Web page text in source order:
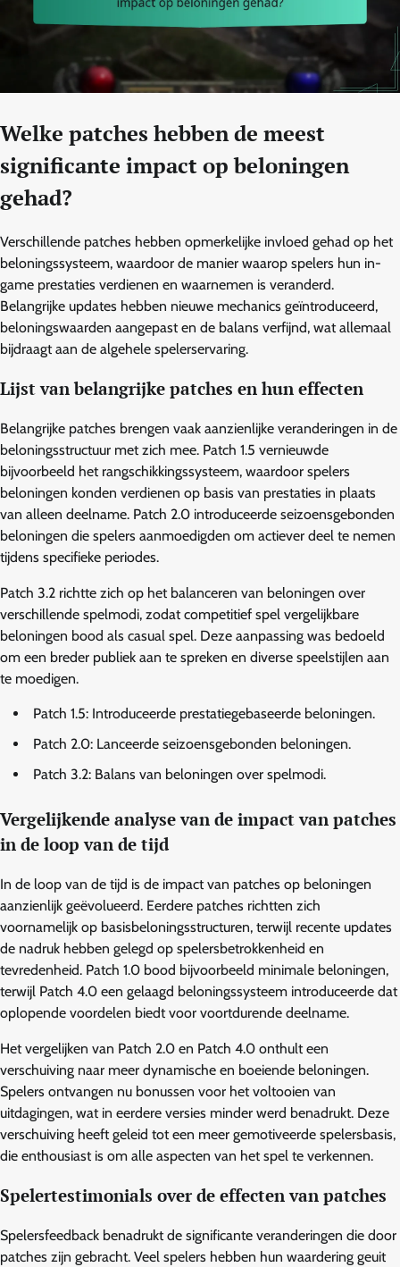
Welke patches hebben de meest
significante impact op beloningen
gehad?
Verschillende patches hebben opmerkelijke invloed gehad op het
beloningssysteem, waardoor de manier waarop spelers hun in-
game prestaties verdienen en waarnemen is veranderd.
Belangrijke updates hebben nieuwe mechanics geïntroduceerd,
beloningswaarden aangepast en de balans verfijnd, wat allemaal
bijdraagt aan de algehele spelerservaring.
Lijst van belangrijke patches en hun effecten
Belangrijke patches brengen vaak aanzienlijke veranderingen in de
beloningsstructuur met zich mee. Patch 1.5 vernieuwde
bijvoorbeeld het rangschikkingssysteem, waardoor spelers
beloningen konden verdienen op basis van prestaties in plaats
van alleen deelname. Patch 2.0 introduceerde seizoensgebonden
beloningen die spelers aanmoedigden om actiever deel te nemen
tijdens specifieke periodes.
Patch 3.2 richtte zich op het balanceren van beloningen over
verschillende spelmodi, zodat competitief spel vergelijkbare
beloningen bood als casual spel. Deze aanpassing was bedoeld
om een breder publiek aan te spreken en diverse speelstijlen aan
te moedigen.
Patch 1.5: Introduceerde prestatiegebaseerde beloningen.
Patch 2.0: Lanceerde seizoensgebonden beloningen.
Patch 3.2: Balans van beloningen over spelmodi.
Vergelijkende analyse van de impact van patches
in de loop van de tijd
In de loop van de tijd is de impact van patches op beloningen
aanzienlijk geëvolueerd. Eerdere patches richtten zich
voornamelijk op basisbeloningsstructuren, terwijl recente updates
de nadruk hebben gelegd op spelersbetrokkenheid en
tevredenheid. Patch 1.0 bood bijvoorbeeld minimale beloningen,
terwijl Patch 4.0 een gelaagd beloningssysteem introduceerde dat
oplopende voordelen biedt voor voortdurende deelname.
Het vergelijken van Patch 2.0 en Patch 4.0 onthult een
verschuiving naar meer dynamische en boeiende beloningen.
Spelers ontvangen nu bonussen voor het voltooien van
uitdagingen, wat in eerdere versies minder werd benadrukt. Deze
verschuiving heeft geleid tot een meer gemotiveerde spelersbasis,
die enthousiast is om alle aspecten van het spel te verkennen.
Spelertestimonials over de effecten van patches
Spelersfeedback benadrukt de significante veranderingen die door
patches zijn gebracht. Veel spelers hebben hun waardering geuit